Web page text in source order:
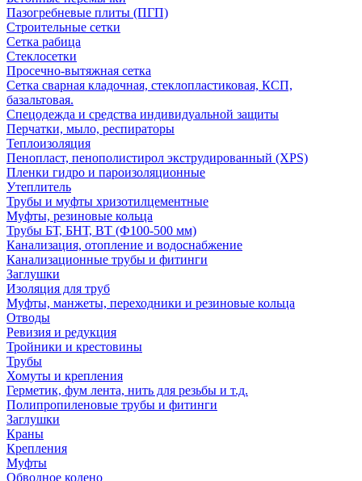
Пазогребневые плиты (ПГП)
Строительные сетки
Сетка рабица
Стеклосетки
Просечно-вытяжная сетка
Сетка сварная кладочная, стеклопластиковая, КСП,
базальтовая.
Спецодежда и средства индивидуальной защиты
Перчатки, мыло, респираторы
Теплоизоляция
Пенопласт, пенополистирол экструдированный (XPS)
Пленки гидро и пароизоляционные
Утеплитель
Трубы и муфты хризотилцементные
Муфты, резиновые кольца
Трубы БТ, БНТ, ВТ (Ф100-500 мм)
Канализация, отопление и водоснабжение
Канализационные трубы и фитинги
Заглушки
Изоляция для труб
Муфты, манжеты, переходники и резиновые кольца
Отводы
Ревизия и редукция
Тройники и крестовины
Трубы
Хомуты и крепления
Герметик, фум лента, нить для резьбы и т.д.
Полипропиленовые трубы и фитинги
Заглушки
Краны
Крепления
Муфты
Обводное колено